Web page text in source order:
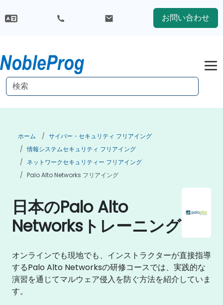
お問い合わせ
ホーム
サイバー・セキュリティ フリアイング
情報システムセキュリティ フリアイング
ネットワークセキュリティー フリアイング
Palo Alto Networks フリアイング
日本のPalo Alto
Networksトレーニング
オンラインでも現地でも、インストラクターが直接指導
するPalo Alto Networksの研修コースでは、実践的な
演習を通じてマルウェア侵入を防ぐ方法を紹介していま
す。